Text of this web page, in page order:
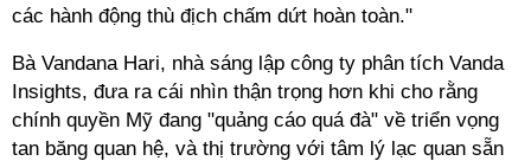
các hành động thù địch chấm dứt hoàn toàn."
Bà Vandana Hari, nhà sáng lập công ty phân tích Vanda
Insights, đưa ra cái nhìn thận trọng hơn khi cho rằng
chính quyền Mỹ đang "quảng cáo quá đà" về triển vọng
tan băng quan hệ, và thị trường với tâm lý lạc quan sẵn